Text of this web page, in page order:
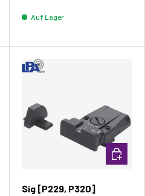
Auf Lager
Sig [P229, P320]
In den